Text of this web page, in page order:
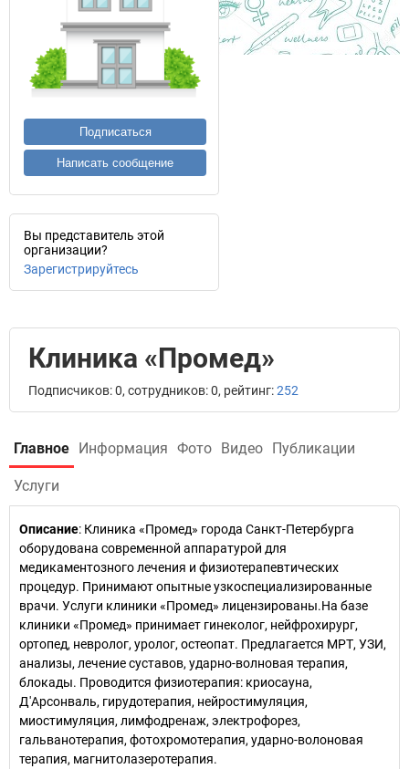
Подписаться
Написать сообщение
Вы представитель этой
организации?
Зарегистрируйтесь
Клиника «Промед»
Подписчиков: 0, сотрудников: 0, рейтинг:252
Главное Информация Фото Видео Публикации
Услуги
Описание: Клиника «Промед» города Санкт-Петербурга
оборудована современной аппаратурой для
медикаментозного лечения и физиотерапевтических
процедур. Принимают опытные узкоспециализированные
врачи. Услуги клиники «Промед» лицензированы.На базе
клиники «Промед» принимает гинеколог, нейфрохирург,
ортопед, невролог, уролог, остеопат. Предлагается МРТ, УЗИ,
анализы, лечение суставов, ударно-волновая терапия,
блокады. Проводится физиотерапия: криосауна,
Д'Арсонваль, гирудотерапия, нейростимуляция,
миостимуляция, лимфодренаж, электрофорез,
гальванотерапия, фотохромотерапия, ударно-волоновая
терапия, магнитолазеротерапия.